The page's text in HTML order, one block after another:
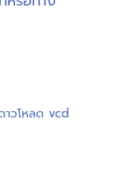
าวโหลด vcd